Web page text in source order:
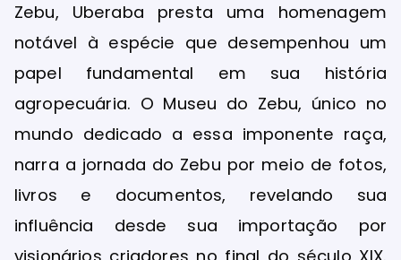
Zebu, Uberaba presta uma homenagem
notável à espécie que desempenhou um
papel fundamental em sua história
agropecuária. O Museu do Zebu, único no
mundo dedicado a essa imponente raça,
narra a jornada do Zebu por meio de fotos,
livros e documentos, revelando sua
influência desde sua importação por